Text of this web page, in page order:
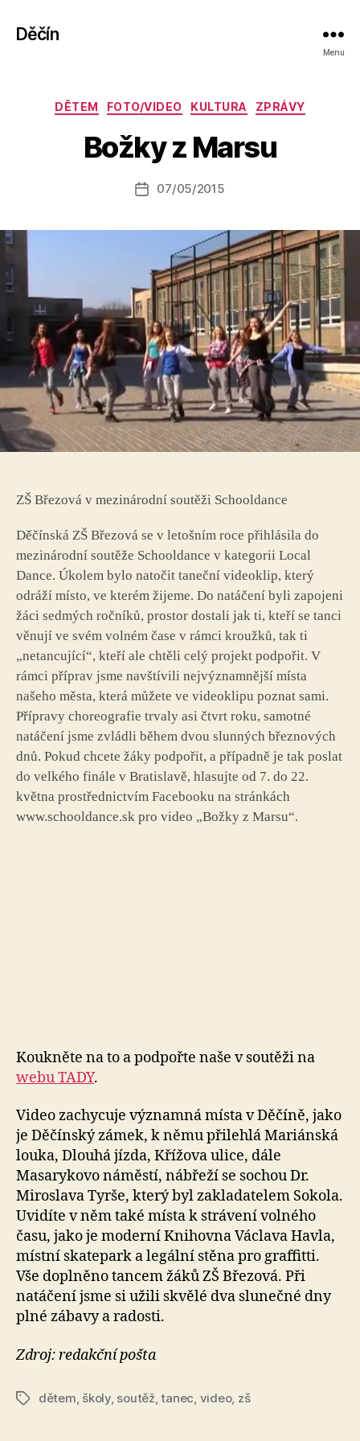
Děčín
Menu
Rubriky
DĚTEM FOTO/VIDEO KULTURA ZPRÁVY
Božky z Marsu
Autor
příspěvku
A
t
o
k
fi
k
Datum
07/05/2015
ZŠ Březová v mezinárodní soutěži Schooldance
Děčínská ZŠ Březová se v letošním roce přihlásila do
mezinárodní soutěže Schooldance v kategorii Local
Dance. Úkolem bylo natočit taneční videoklip, který
odráží místo, ve kterém žijeme. Do natáčení byli zapojeni
žáci sedmých ročníků, prostor dostali jak ti, kteří se tanci
věnují ve svém volném čase v rámci kroužků, tak ti
„netancující“, kteří ale chtěli celý projekt podpořit. V
rámci příprav jsme navštívili nejvýznamnější místa
našeho města, která můžete ve videoklipu poznat sami.
Přípravy choreografie trvaly asi čtvrt roku, samotné
natáčení jsme zvládli během dvou slunných březnových
dnů. Pokud chcete žáky podpořit, a případně je tak poslat
do velkého finále v Bratislavě, hlasujte od 7. do 22.
května prostřednictvím Facebooku na stránkách
www.schooldance.sk pro video „Božky z Marsu“.
Koukněte na to a podpořte naše v soutěži na
webu TADY.
Video zachycuje významná místa v Děčíně, jako
je Děčínský zámek, k němu přilehlá Mariánská
louka, Dlouhá jízda, Křížova ulice, dále
Masarykovo náměstí, nábřeží se sochou Dr.
Miroslava Tyrše, který byl zakladatelem Sokola.
Uvidíte v něm také místa k strávení volného
času, jako je moderní Knihovna Václava Havla,
místní skatepark a legální stěna pro graffitti.
Vše doplněno tancem žáků ZŠ Březová. Při
natáčení jsme si užili skvělé dva slunečné dny
plné zábavy a radosti.
Zdroj: redakční pošta
Štítkydětem školy, soutěž ,tanec video, zš